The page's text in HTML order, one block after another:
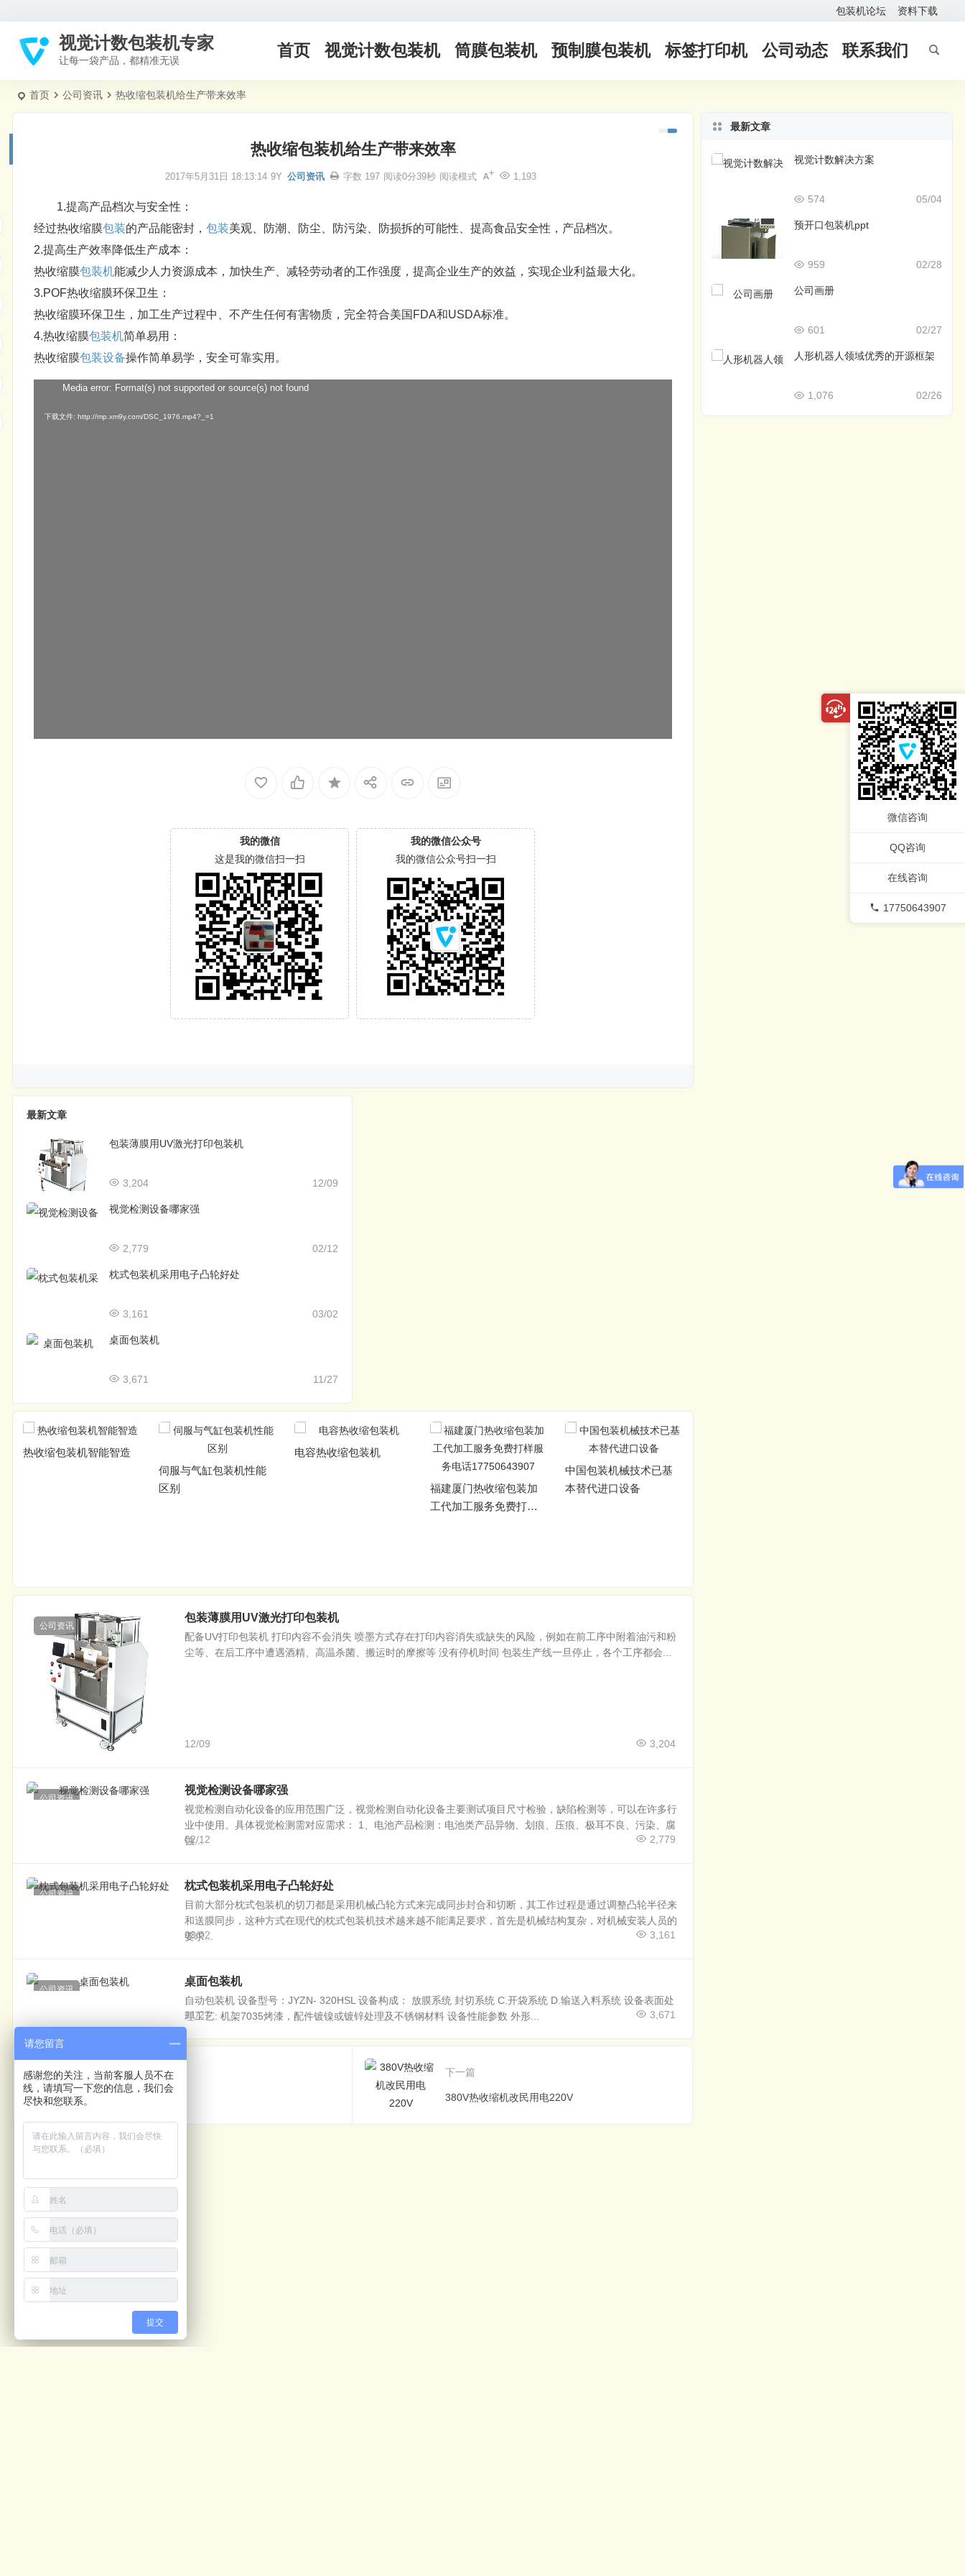
包装机论坛 资料下载
视觉计数包装机专家
让每一袋产品，都精准无误
首页 视觉计数包装机 筒膜包装机 预制膜包装机 标签打印机 公司动态 联系我们
首页 公司资讯 热收缩包装机给生产带来效率
热收缩包装机给生产带来效率
2017年5月31日 18:13:14 9Y 公司资讯 1,193
字数 197 阅读0分39秒 阅读模式
1.提高产品档次与安全性：
经过热收缩膜包装的产品能密封， 包装美观、防潮、防尘、防污染、防损拆的可能性、提高食品安全性，产品档次。
2.提高生产效率降低生产成本：
热收缩膜包装机能减少人力资源成本，加快生产、减轻劳动者的工作强度，提高企业生产的效益，实现企业利益最大化。
3.POF热收缩膜环保卫生：
热收缩膜环保卫生，加工生产过程中、不产生任何有害物质，完全符合美国FDA和USDA标准。
4.热收缩膜包装机简单易用：
热收缩膜包装设备操作简单易学，安全可靠实用。
Media error: Format(s) not supported or source(s) not found
下载文件: http://mp.xm9y.com/DSC_1976.mp4?_=1
我的微信
这是我的微信扫一扫
我的微信公众号
我的微信公众号扫一扫
最新文章
包装薄膜用UV激光打印包装机
12/09
3,204
视觉检测设备哪家强
02/12
2,779
枕式包装机采用电子凸轮好处
03/02
3,161
桌面包装机
11/27
3,671
热收缩包装机智能智造
伺服与气缸包装机性能
区别
电容热收缩包装机
福建厦门热收缩包装加
工代加工服务免费打样
中国包装机械技术已基
本替代进口设备
公司资讯
包装薄膜用UV激光打印包装机
配备UV打印包装机 打印内容不会消失 喷墨方式存在打印内容消失或缺失的风险，例如在前工序中附着油污和粉
尘等、在后工序中遭遇酒精、高温杀菌、搬运时的摩擦等 没有停机时间 包装生产线一旦停止，各个工序都会...
12/09 3,204
公司资讯
视觉检测设备哪家强
视觉检测自动化设备的应用范围广泛，视觉检测自动化设备主要测试项目尺寸检验，缺陷检测等，可以在许多行
业中使用。具体视觉检测需对应需求： 1、电池产品检测：电池类产品异物、划痕、压痕、极耳不良、污染、腐
蚀...
02/12 2,779
公司资讯
枕式包装机采用电子凸轮好处
目前大部分枕式包装机的切刀都是采用机械凸轮方式来完成同步封合和切断，其工作过程是通过调整凸轮半径来
和送膜同步，这种方式在现代的枕式包装机技术越来越不能满足要求，首先是机械结构复杂，对机械安装人员的
要求...
03/02 3,161
公司资讯
桌面包装机
自动包装机 设备型号：JYZN- 320HSL 设备构成： 放膜系统 封切系统 C.开袋系统 D.输送入料系统 设备表面处
理工艺: 机架7035烤漆，配件镀镍或镀锌处理及不锈钢材料 设备性能参数 外形...
11/27 3,671
上一篇
热收缩包装机
下一篇
380V热收缩机改民用电220V
最新文章
视觉计数解决方案
05/04
574
预开口包装机ppt
02/28
959
公司画册
02/27
601
人形机器人领域优秀的开源框架
02/26
1,076
微信咨询
QQ咨询
在线咨询
17750643907
请您留言
感谢您的关注，当前客服人员不在
线，请填写一下您的信息，我们会
尽快和您联系。
提交